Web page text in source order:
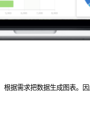
根据需求把数据生成图表。